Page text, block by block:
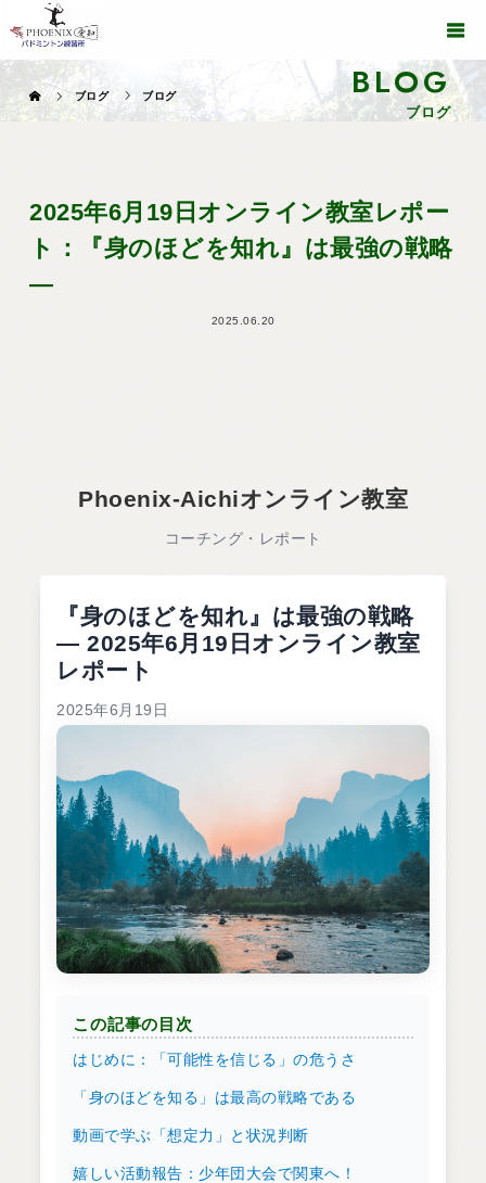
BLOG
ブログ
ブログ ブログ
2025年6月19日オンライン教室レポー
ト：『身のほどを知れ』は最強の戦略
―
2025.06.20
Phoenix-Aichiオンライン教室
コーチング・レポート
『身のほどを知れ』は最強の戦略
― 2025年6月19日オンライン教室
レポート
2025年6月19日
この記事の目次
はじめに：「可能性を信じる」の危うさ
「身のほどを知る」は最高の戦略である
動画で学ぶ「想定力」と状況判断
嬉しい活動報告：少年団大会で関東へ！